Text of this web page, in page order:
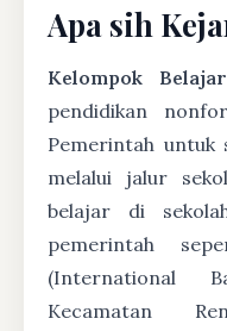
Apa sih
Kelompok Belajar
pendidikan
Pemerintah untuk
melalui jalur
belajar di
pemerintah
(International
Kecamatan